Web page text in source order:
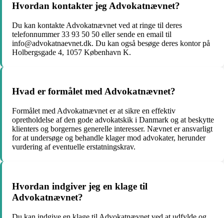
Hvordan kontakter jeg Advokatnævnet?
Du kan kontakte Advokatnævnet ved at ringe til deres
telefonnummer 33 93 50 50 eller sende en email til
info@advokatnaevnet.dk. Du kan også besøge deres kontor på
Holbergsgade 4, 1057 København K.
Hvad er formålet med Advokatnævnet?
Formålet med Advokatnævnet er at sikre en effektiv
opretholdelse af den gode advokatskik i Danmark og at beskytte
klienters og borgernes generelle interesser. Nævnet er ansvarligt
for at undersøge og behandle klager mod advokater, herunder
vurdering af eventuelle erstatningskrav.
Hvordan indgiver jeg en klage til
Advokatnævnet?